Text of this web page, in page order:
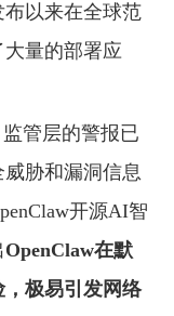
以来在全球范
大量的部署应
管层的警报已
胁和漏洞信息
开源AI智
OpenClaw在默
极易引发网络